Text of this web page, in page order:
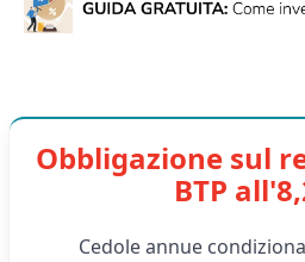
Obbligazione sul
BTP
Cedole annue